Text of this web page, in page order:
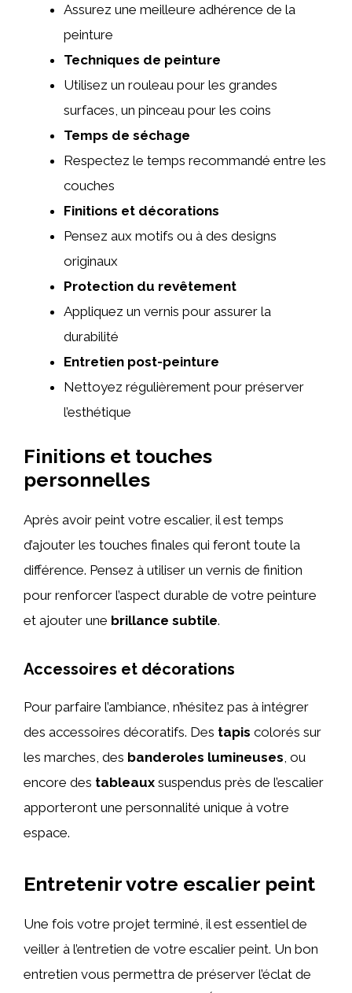
Assurez une meilleure adhérence de la
peinture
Techniques de peinture
Utilisez un rouleau pour les grandes
surfaces, un pinceau pour les coins
Temps de séchage
Respectez le temps recommandé entre les
couches
Finitions et décorations
Pensez aux motifs ou à des designs
originaux
Protection du revêtement
Appliquez un vernis pour assurer la
durabilité
Entretien post-peinture
Nettoyez régulièrement pour préserver
l’esthétique
Finitions et touches
personnelles
Après avoir peint votre escalier, il est temps
d’ajouter les touches finales qui feront toute la
différence. Pensez à utiliser un vernis de finition
pour renforcer l’aspect durable de votre peinture
et ajouter une brillance subtile.
Accessoires et décorations
Pour parfaire l’ambiance, n’hésitez pas à intégrer
des accessoires décoratifs. Des tapis colorés sur
les marches, des banderoles lumineuses, ou
encore des tableaux suspendus près de l’escalier
apporteront une personnalité unique à votre
espace.
Entretenir votre escalier peint
Une fois votre projet terminé, il est essentiel de
veiller à l’entretien de votre escalier peint. Un bon
entretien vous permettra de préserver l’éclat de